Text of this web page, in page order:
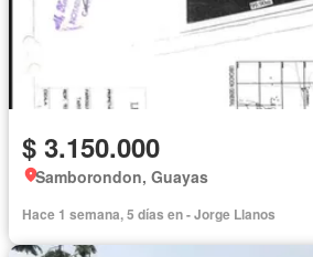
$ 3.150.000
Samborondon, Guayas
Hace 1 semana, 5 días en - Jorge Llanos